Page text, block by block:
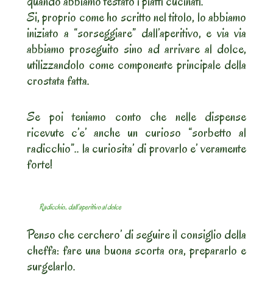
Si, proprio come ho scritto nel titolo, lo abbiamo
iniziato a “sorseggiare” dall’aperitivo, e via via
abbiamo proseguito sino ad arrivare al dolce,
utilizzandolo come componente principale della
crostata fatta.
Se poi teniamo conto che nelle dispense
ricevute c’e’ anche un curioso “sorbetto al
radicchio”.. la curiosita’ di provarlo e’ veramente
forte!
Radicchio.. dall’aperitivo al dolce
Penso che cerchero’ di seguire il consiglio della
cheffa: fare una buona scorta ora, prepararlo e
surgelarlo.